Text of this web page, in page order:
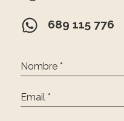
689 115 776
Nombre *
Email *